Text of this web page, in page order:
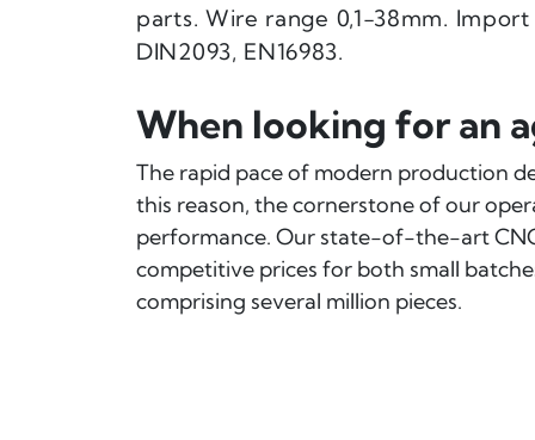
parts. Wire range 0,1-38mm.
DIN2093, EN16983.
When looking for an
The rapid pace of modern production
this reason, the cornerstone of our
performance. Our state-of-the-art
competitive prices for both small
comprising several million pieces.